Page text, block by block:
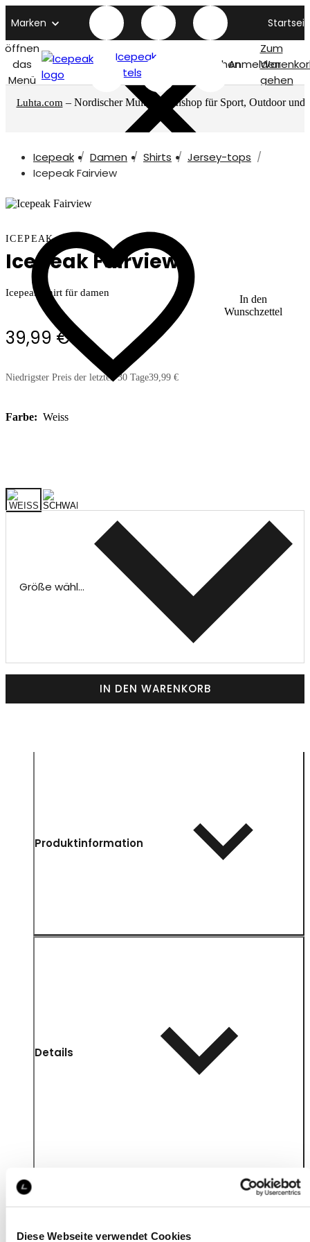
Diese Webseite verwendet Cookies
Marken
öffnen
das
Menü
Icepeak
titelseite
SuchenAnmelden
Zum
gehen
Luhta.com – Nordischer Multimarkenshop für Sport, Outdoor und
Icepeak Damen Shirts
Jersey-tops
Icepeak Fairview
In den
Wunschzettel
ICEPEAK
Icepeak Fairview
Icepeak Shirt für damen
39,99 €
Niedrigster Preis der letzten 30 Tage39,99 €
Farbe: Weiss
Größe wählen
IN DEN WARENKORB
Produktinformation
Details